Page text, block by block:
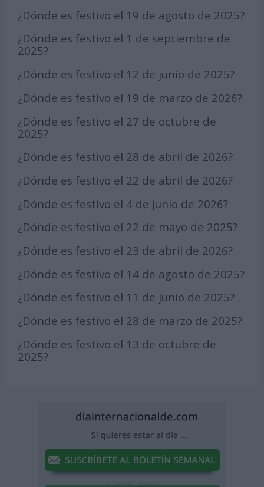
¿Dónde es festivo el 19 de agosto de 2025?
¿Dónde es festivo el 1 de septiembre de
2025?
¿Dónde es festivo el 12 de junio de 2025?
¿Dónde es festivo el 19 de marzo de 2026?
¿Dónde es festivo el 27 de octubre de
2025?
¿Dónde es festivo el 28 de abril de 2026?
¿Dónde es festivo el 22 de abril de 2026?
¿Dónde es festivo el 4 de junio de 2026?
¿Dónde es festivo el 22 de mayo de 2025?
¿Dónde es festivo el 23 de abril de 2026?
¿Dónde es festivo el 14 de agosto de 2025?
¿Dónde es festivo el 11 de junio de 2025?
¿Dónde es festivo el 28 de marzo de 2025?
¿Dónde es festivo el 13 de octubre de
2025?